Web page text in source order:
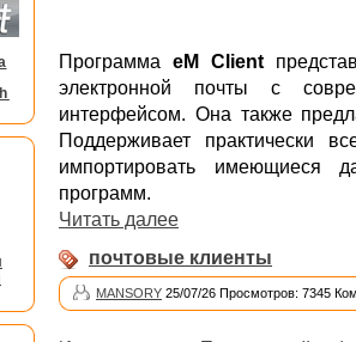
Программа eM Client
электронной почты с
интерфейсом. Она также
Поддерживает практически
импортировать имеющиеся
программ.
Читать далее
почтовые клиенты
MANSORY 25/07/26 Просмотров: 7345